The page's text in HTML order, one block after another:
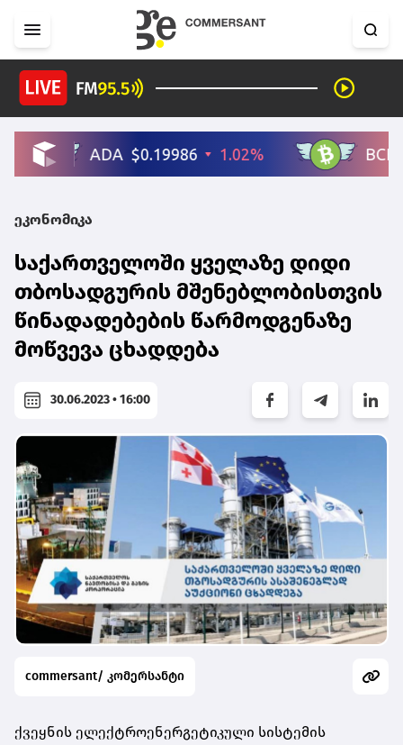
ეკონომიკა
საქართველოში ყველაზე დიდი
თბოსადგურის მშენებლობისთვის
წინადადებების წარმოდგენაზე
მოწვევა ცხადდება
30.06.2023 • 16:00
commersant/ კომერსანტი
ქვეყნის ელექტროენერგეტიკული სისტემის